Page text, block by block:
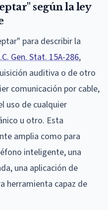
según la ley
para describir la
Gen. Stat. 15A-286,
auditiva o de otro
comunicación por cable,
uso de cualquier
u otro. Esta
amplia como para
inteligente, una
una aplicación de
herramienta capaz de